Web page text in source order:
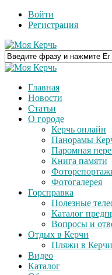
Войти
Регистрация
Главная
Новости
Статьи
О городе
Керчь онлайн
Панорамы
Паромная
Книга памяти
Фотогалерея
Горсправка
Полезные
Каталог
Вопросы и
Отдых в Керчи
Пляжи в Керчи
Видео
Каталог